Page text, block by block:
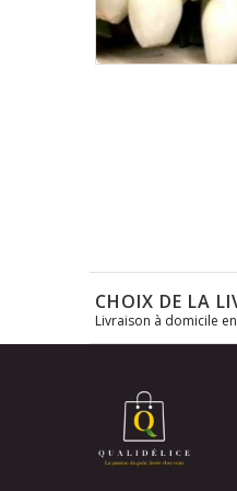
CHOIX DE LA
Livraison à domicile